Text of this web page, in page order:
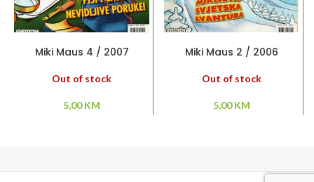
Miki Maus 4 / 2007
Out of stock
5,00KM
Miki Maus 2 / 2006
Out of stock
5,00KM